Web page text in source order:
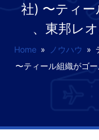
社) 〜ティ
、東邦レ
Home » ノウハウ »
〜ティール組織がゴ